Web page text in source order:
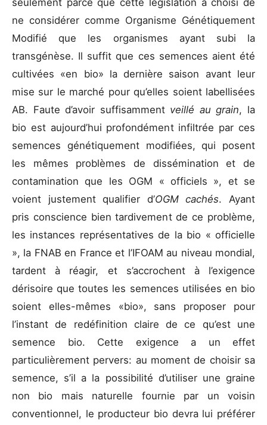
ne considérer comme Organisme Génétiquement
Modifié que les organismes ayant subi la
transgénèse. Il suffit que ces semences aient été
cultivées «en bio» la dernière saison avant leur
mise sur le marché pour qu’elles soient labellisées
AB. Faute d’avoir suffisamment veillé au grain, la
bio est aujourd’hui profondément infiltrée par ces
semences génétiquement modifiées, qui posent
les mêmes problèmes de dissémination et de
contamination que les OGM « officiels », et se
voient justement qualifier d’OGM cachés. Ayant
pris conscience bien tardivement de ce problème,
les instances représentatives de la bio « officielle
», la FNAB en France et l’IFOAM au niveau mondial,
tardent à réagir, et s’accrochent à l’exigence
dérisoire que toutes les semences utilisées en bio
soient elles-mêmes «bio», sans proposer pour
l’instant de redéfinition claire de ce qu’est une
semence bio. Cette exigence a un effet
particulièrement pervers: au moment de choisir sa
semence, s’il a la possibilité d’utiliser une graine
non bio mais naturelle fournie par un voisin
conventionnel, le producteur bio devra lui préférer